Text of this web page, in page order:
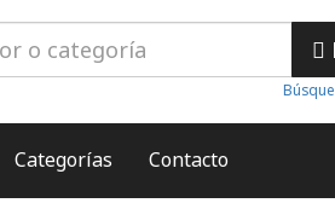
Categorías Contacto